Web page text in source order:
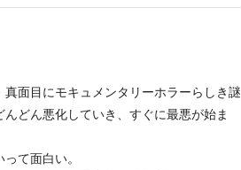
面目にモキュメンタリーホラーらしき謎
どん悪化していき、すぐに最悪が始ま
て面白い。